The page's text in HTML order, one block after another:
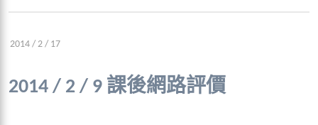
2014 / 2 / 17
2014 / 2 / 9 課後網路評價